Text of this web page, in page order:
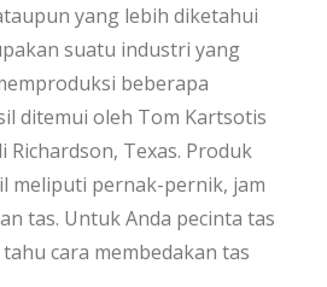
yang lebih diketahui
suatu industri yang
beberapa
ditemui oleh Tom Kartsotis
Richardson, Texas. Produk
meliputi pernak-pernik, jam
tas. Untuk Anda pecinta tas
cara membedakan tas